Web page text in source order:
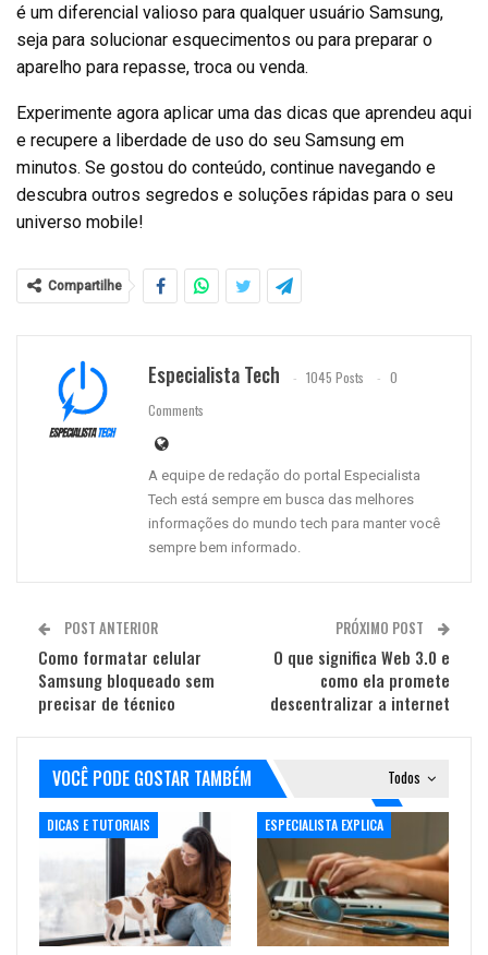
é um diferencial valioso para qualquer usuário Samsung,
seja para solucionar esquecimentos ou para preparar o
aparelho para repasse, troca ou venda.
Experimente agora aplicar uma das dicas que aprendeu aqui
e recupere a liberdade de uso do seu Samsung em
minutos. Se gostou do conteúdo, continue navegando e
descubra outros segredos e soluções rápidas para o seu
universo mobile!
Compartilhe
Especialista Tech 1045 Posts
0
Comments
A equipe de redação do portal Especialista
Tech está sempre em busca das melhores
informações do mundo tech para manter você
sempre bem informado.
POST ANTERIOR
Como formatar celular
Samsung bloqueado sem
precisar de técnico
PRÓXIMO POST
O que significa Web 3.0 e
como ela promete
descentralizar a internet
Todos
VOCÊ PODE GOSTAR TAMBÉM
DICAS E TUTORIAIS ESPECIALISTA EXPLICA